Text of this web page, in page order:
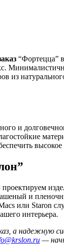
“Фортецца”
из
и
и
или
интерьера.
а надежную
—